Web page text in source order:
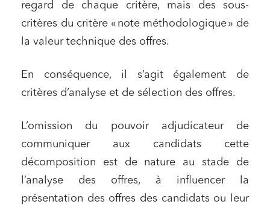
regard de chaque critère, mais des sous-
critères du critère « note méthodologique » de
la valeur technique des offres.
En conséquence, il s’agit également de
critères d’analyse et de sélection des offres.
L’omission du pouvoir adjudicateur de
communiquer aux candidats cette
décomposition est de nature au stade de
l’analyse des offres, à influencer la
présentation des offres des candidats ou leur